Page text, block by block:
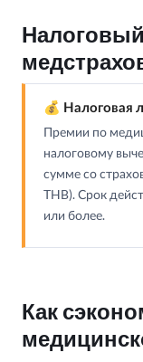
💰 Налоговая
Премии по
налоговому
сумме со
THB). Срок
или более.
Как